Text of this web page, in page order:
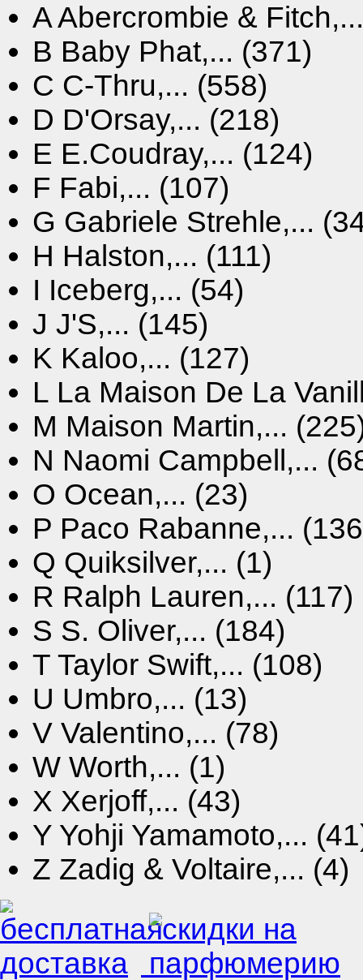
AAbercrombie &
B Baby Phat,... (371)
C C-Thru,... (558)
D D'Orsay,... (218)
E E.Coudray,... (124)
F Fabi,... (107)
G Gabriele Strehle,...
H Halston,... (111)
I Iceberg,... (54)
J J'S,... (145)
K Kaloo,... (127)
L La Maison De La
M Maison Martin,...
N Naomi Campbell,...
O Ocean,... (23)
P Paco Rabanne,...
Q Quiksilver,... (1)
R Ralph Lauren,... (117)
S S. Oliver,... (184)
T Taylor Swift,... (108)
U Umbro,... (13)
V Valentino,... (78)
W Worth,... (1)
X Xerjoff,... (43)
Y Yohji Yamamoto,...
Z Zadig & Voltaire,... (4)